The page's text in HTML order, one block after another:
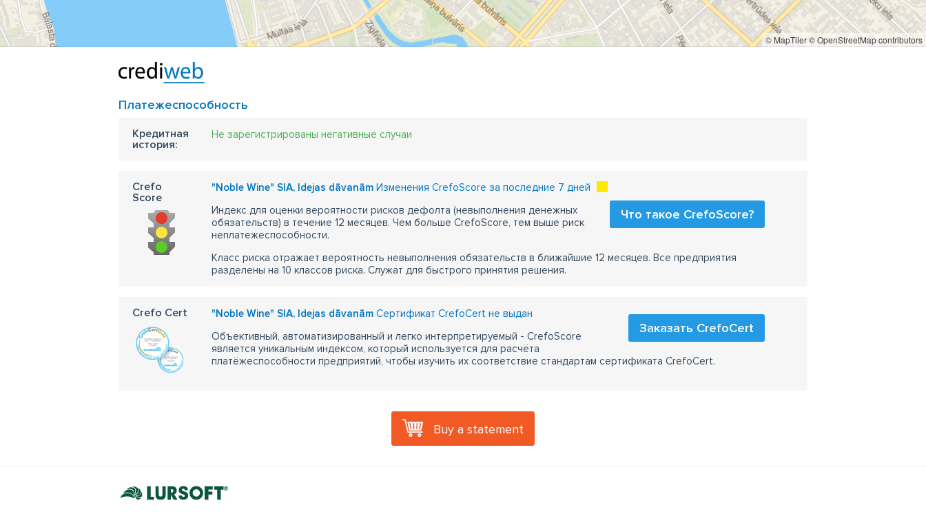
© MapTiler© OpenStreetMap contributors
Платежеспособность
Кредитная
история:
Не зарегистрированы негативные случаи
Crefo
Score
"Noble Wine" SIA, Idejas dāvanām Изменения CrefoScore за последние 7 дней
Что такое CrefoScore?
Индекс для оценки вероятности рисков дефолта (невыполнения денежных
обязательств) в течение 12 месяцев. Чем больше CrefoScore, тем выше риск
неплатежеспособности.
Класс риска отражает вероятность невыполнения обязательств в ближайшие 12 месяцев. Все предприятия
разделены на 10 классов риска. Служат для быстрого принятия решения.
Crefo Cert "Noble Wine" SIA, Idejas dāvanām Сертификат CrefoCert не выдан
Заказать CrefoCert
Объективный, автоматизированный и легко интерпретируемый - CrefoScore
является уникальным индексом, который используется для расчёта
платёжеспособности предприятий, чтобы изучить их соответствие стандартам сертификата CrefoCert.
Buy a statement